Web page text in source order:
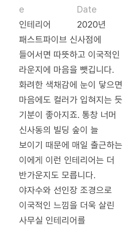
e
Date
인테리어
2020년
패스트파이브 신사점에
들어서면 따뜻하고 이국적인
라운지에 마음을 뺏깁니다.
화려한 색채감에 눈이 닿으면
마음에도 컬러가 입혀지는 듯
기분이 좋아지죠. 통창 너머
신사동의 빌딩 숲이 늘
보이기 때문에 매일 출근하는
이에게 이런 인테리어는 더
반가운지도 모릅니다.
야자수와 선인장 조경으로
이국적인 느낌을 더욱 살린
사무실 인테리어를